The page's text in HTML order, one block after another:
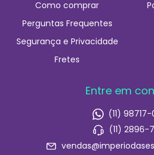
Como comprar
Perguntas Frequentes
Segurança e Privacidade
Fretes
Entre em
(11) 98717-
(11) 2896-